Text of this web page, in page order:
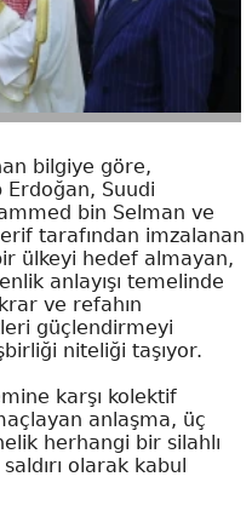
bilgiye göre,
Erdoğan, Suudi
bin Selman ve
tarafından imzalanan
ülkeyi hedef almayan,
anlayışı temelinde
ve refahın
güçlendirmeyi
niteliği taşıyor.
karşı kolektif
anlaşma, üç
herhangi bir silahlı
olarak kabul